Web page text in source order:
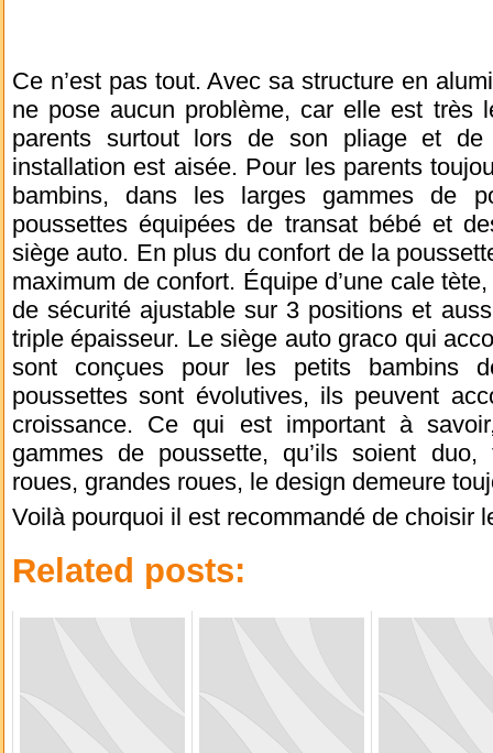
Ce n’est pas tout. Avec sa structure en
ne pose aucun problème, car elle est très
parents surtout lors de son pliage et
installation est aisée. Pour les parents
bambins, dans les larges gammes de
poussettes équipées de transat bébé et
siège auto. En plus du confort de la
maximum de confort. Équipe d’une cale
de sécurité ajustable sur 3 positions et
triple épaisseur. Le siège auto graco qui
sont conçues pour les petits bambins
poussettes sont évolutives, ils peuvent
croissance. Ce qui est important à
gammes de poussette, qu’ils soient
roues, grandes roues, le design demeure
Voilà pourquoi il est recommandé de choisir
Related posts: